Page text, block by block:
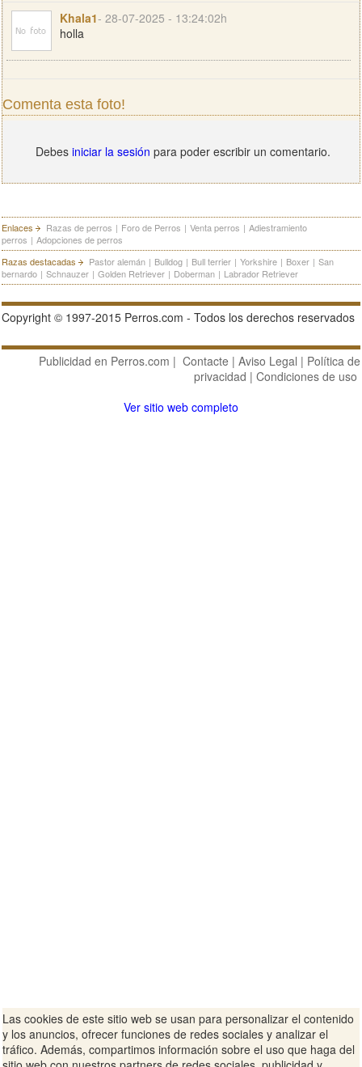
Khala1- 28-07-2025 - 13:24:02h
holla
Comenta esta foto!
Debes iniciar la sesión para poder escribir un comentario.
Enlaces Razas de perros | Foro de Perros | Venta perros | Adiestramiento
perros | Adopciones de perros
Razas destacadas
Pastor alemán | Bulldog | Bull terrier | Yorkshire | Boxer | San
bernardo | Schnauzer | Golden Retriever | Doberman | Labrador Retriever
Copyright © 1997-2015 Perros.com - Todos los derechos reservados
Publicidad en Perros.com | Contacte | Aviso Legal | Política de
privacidad | Condiciones de uso
Ver sitio web completo
Las cookies de este sitio web se usan para personalizar el contenido
y los anuncios, ofrecer funciones de redes sociales y analizar el
tráfico. Además, compartimos información sobre el uso que haga del